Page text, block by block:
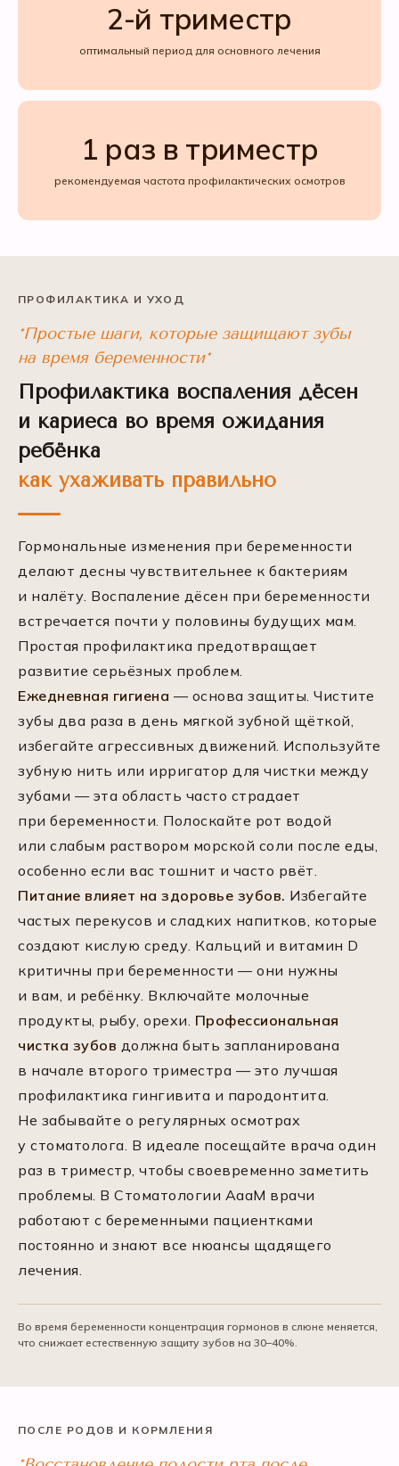
2-й триместр
оптимальный период для основного лечения
1 раз в триместр
рекомендуемая частота профилактических осмотров
ПРОФИЛАКТИКА И УХОД
*Простые шаги, которые защищают зубы
на время беременности*
Профилактика воспаления дёсен
и кариеса во время ожидания
ребёнка
как ухаживать правильно
Гормональные изменения при беременности
делают десны чувствительнее к бактериям
и налёту. Воспаление дёсен при беременности
встречается почти у половины будущих мам.
Простая профилактика предотвращает
развитие серьёзных проблем.
Ежедневная гигиена — основа защиты. Чистите
зубы два раза в день мягкой зубной щёткой,
избегайте агрессивных движений. Используйте
зубную нить или ирригатор для чистки между
зубами — эта область часто страдает
при беременности. Полоскайте рот водой
или слабым раствором морской соли после еды,
особенно если вас тошнит и часто рвёт.
Питание влияет на здоровье зубов. Избегайте
частых перекусов и сладких напитков, которые
создают кислую среду. Кальций и витамин D
критичны при беременности — они нужны
и вам, и ребёнку. Включайте молочные
продукты, рыбу, орехи. Профессиональная
чистка зубов должна быть запланирована
в начале второго триместра — это лучшая
профилактика гингивита и пародонтита.
Не забывайте о регулярных осмотрах
у стоматолога. В идеале посещайте врача один
раз в триместр, чтобы своевременно заметить
проблемы. В Стоматологии АааМ врачи
работают с беременными пациентками
постоянно и знают все нюансы щадящего
лечения.
Во время беременности концентрация гормонов в слюне меняется,
что снижает естественную защиту зубов на 30–40%.
ПОСЛЕ РОДОВ И КОРМЛЕНИЯ